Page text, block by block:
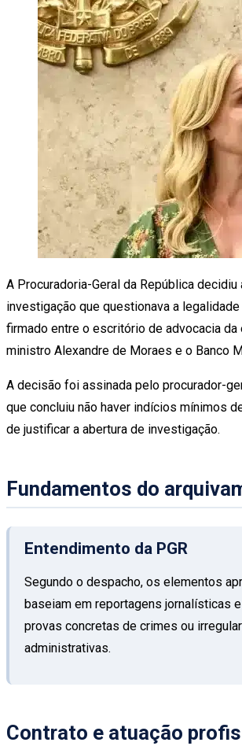
A Procuradoria-Geral da República
investigação que questionava a
firmado entre o escritório de advocacia
ministro Alexandre de Moraes e o Banco
A decisão foi assinada pelo procurador-
que concluiu não haver indícios mínimos
de justificar a abertura de investigação.
Fundamentos do
Entendimento da PGR
Segundo o despacho, os elementos
baseiam em reportagens jornalísticas
provas concretas de crimes ou
administrativas.
Contrato e atuação